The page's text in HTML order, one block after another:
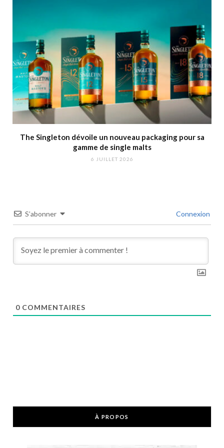
The Singleton dévoile un nouveau packaging pour sa
gamme de single malts
6 JUILLET 2026
S’abonner Connexion
0 COMMENTAIRES
À PROPOS